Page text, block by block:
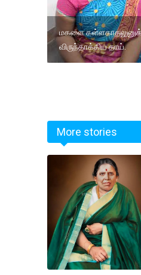
மகளை
விருந்தாக்கிய தாய்.
More stories